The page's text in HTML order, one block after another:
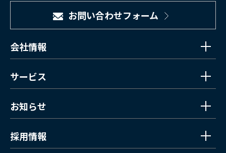
お問い合わせフォーム
会社情報
サービス
お知らせ
採用情報